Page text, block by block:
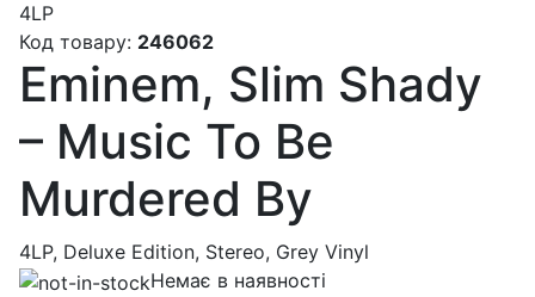
4LP
Код товару: 246062
Eminem, Slim Shady
– Music To Be
Murdered By
4LP, Deluxe Edition, Stereo, Grey Vinyl
Немає в наявності